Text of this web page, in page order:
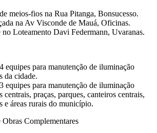
meios-fios na Rua Pitanga, Bonsucesso.
na Av Visconde de Mauá, Oficinas.
no Loteamento Davi Federmann, Uvaranas.
equipes para manutenção de iluminação
da cidade.
equipes para manutenção de iluminação
centrais, praças, parques, canteiros centrais,
e áreas rurais do município.
Complementares